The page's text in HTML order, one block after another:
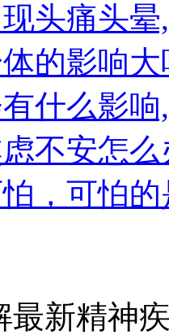
头痛头
的影响
什么影
不安怎
，可怕
最新精神